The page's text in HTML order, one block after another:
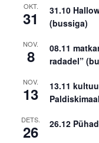
OKT.
31
31.10
(bussiga)
NOV.
8
08.11
radadel”
NOV.
13
13.11
DETS.
26 26.12